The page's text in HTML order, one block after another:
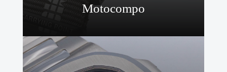
Motocompo